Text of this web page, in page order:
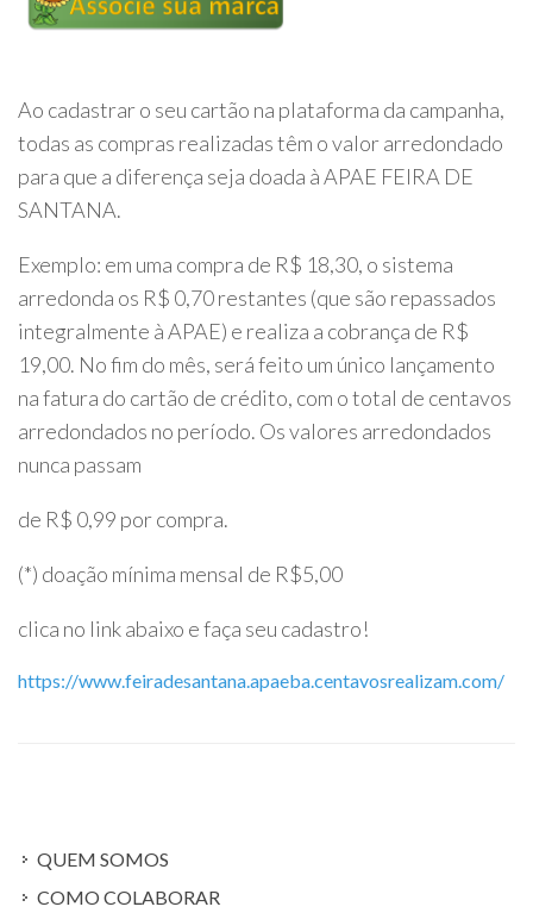
Ao cadastrar o seu cartão na plataforma da campanha,
todas as compras realizadastêm o valor arredondado
para que a diferença seja doada à APAE FEIRA DE
SANTANA.
Exemplo: em uma compra de R$ 18,30, o sistema
arredonda os R$ 0,70 restantes (que são repassados
integralmente à APAE) e realiza a cobrança de R$
19,00. No fim do mês, será feito um único lançamento
na fatura do cartão de crédito, com o total de centavos
arredondados no período. Os valores arredondados
nunca passam
de R$ 0,99 por compra.
(*) doação mínima mensal de R$5,00
clica no link abaixo e faça seu cadastro!
https://www.feiradesantana.apaeba.centavosrealizam.com/
QUEM SOMOS
COMO COLABORAR